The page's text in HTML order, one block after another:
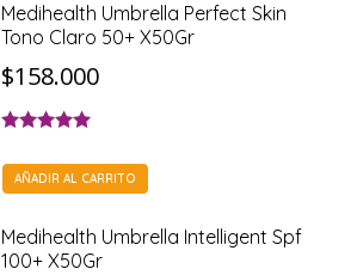
Medihealth Umbrella Perfect Skin
Tono Claro 50+ X50Gr
$158.000
5.00de 5
AÑADIR AL CARRITO
Medihealth Umbrella Intelligent Spf
100+ X50Gr